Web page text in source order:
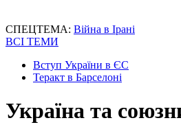
СПЕЦТЕМА: Війна в Ірані
ВСІ ТЕМИ
Вступ України в ЄС
Теракт в Барселоні
Україна та